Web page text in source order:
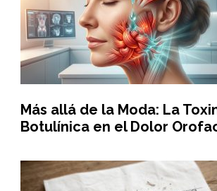
Más allá de la Moda: La
Botulínica en el Dolor